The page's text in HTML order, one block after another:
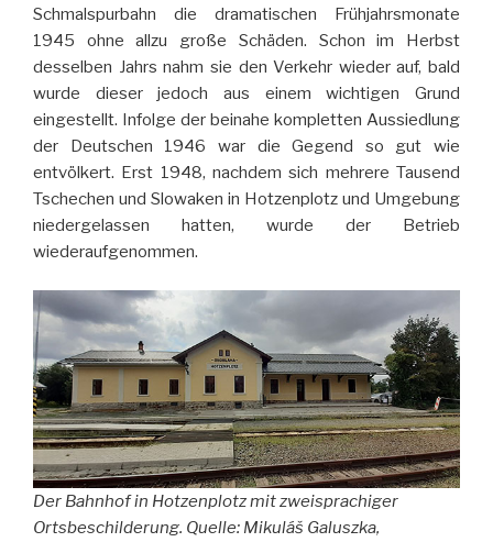
Schmalspurbahn die dramatischen Frühjahrsmonate
1945 ohne allzu große Schäden. Schon im Herbst
desselben Jahrs nahm sie den Verkehr wieder auf, bald
wurde dieser jedoch aus einem wichtigen Grund
eingestellt. Infolge der beinahe kompletten Aussiedlung
der Deutschen 1946 war die Gegend so gut wie
entvölkert. Erst 1948, nachdem sich mehrere Tausend
Tschechen und Slowaken in Hotzenplotz und Umgebung
niedergelassen hatten, wurde der Betrieb
wiederaufgenommen.
Der Bahnhof in Hotzenplotz mit zweisprachiger
Ortsbeschilderung. Quelle: Mikuláš Galuszka,